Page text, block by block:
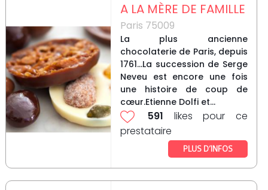
A LA MÈRE DE FAMILLE
Paris 75009
La plus ancienne
chocolaterie de Paris, depuis
1761...La succession de Serge
Neveu est encore une fois
une histoire de coup de
cœur.Etienne Dolfi et...
591 likes pour ce
prestataire
PLUS D’INFOS